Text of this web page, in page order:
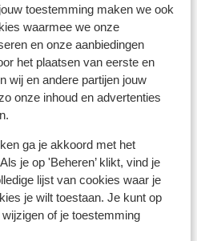
toestemming maken we ook
waarmee we onze
en onze aanbiedingen
het plaatsen van eerste en
wij en andere partijen jouw
onze inhoud en advertenties
ga je akkoord met het
je op 'Beheren’ klikt, vind je
lijst van cookies waar je
je wilt toestaan. Je kunt op
of je toestemming